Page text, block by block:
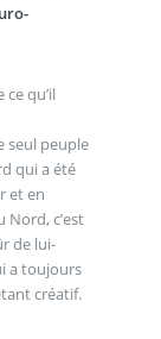
qu’il
seul peuple
qui a été
et en
Nord, c’est
de lui-
a toujours
créatif.